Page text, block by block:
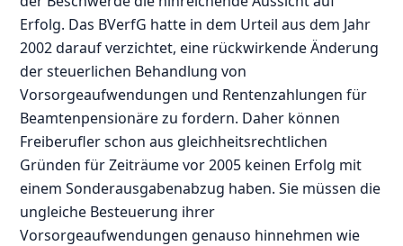
Erfolg. Das BVerfG hatte in dem Urteil aus dem Jahr
2002 darauf verzichtet, eine rückwirkende Änderung
der steuerlichen Behandlung von
Vorsorgeaufwendungen und Rentenzahlungen für
Beamtenpensionäre zu fordern. Daher können
Freiberufler schon aus gleichheitsrechtlichen
Gründen für Zeiträume vor 2005 keinen Erfolg mit
einem Sonderausgabenabzug haben. Sie müssen die
ungleiche Besteuerung ihrer
Vorsorgeaufwendungen genauso hinnehmen wie